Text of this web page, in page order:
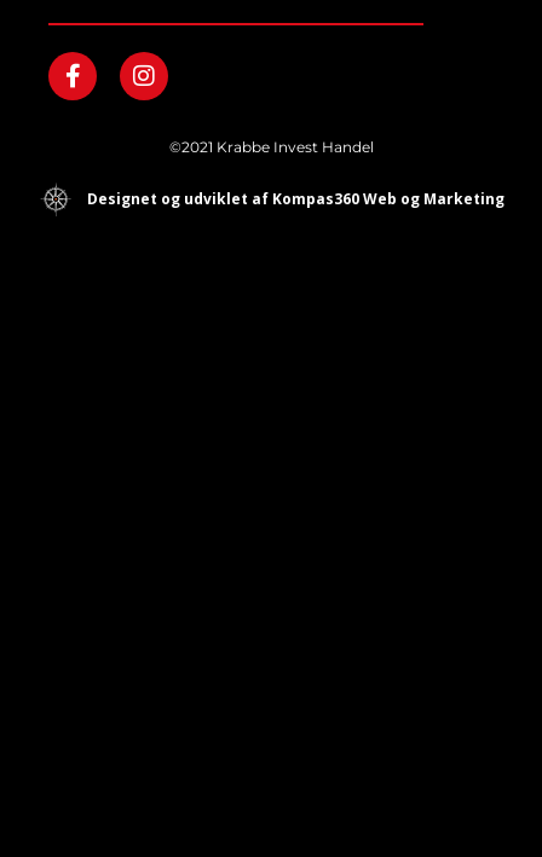
©2021 Krabbe Invest Handel
Designet og udviklet af Kompas360 Web og Marketing